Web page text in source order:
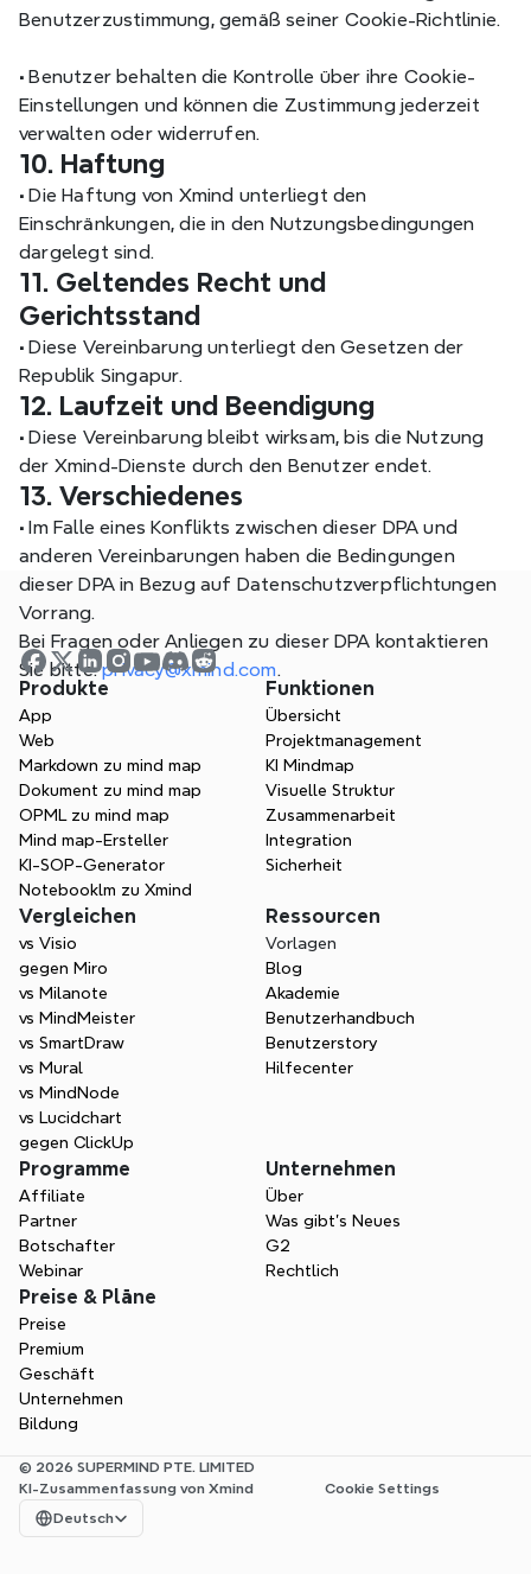
Benutzerzustimmung, gemäß seiner Cookie-Richtlinie.
• Benutzer behalten die Kontrolle über ihre Cookie-
Einstellungen und können die Zustimmung jederzeit
verwalten oder widerrufen.
10. Haftung
• Die Haftung von Xmind unterliegt den
Einschränkungen, die in den Nutzungsbedingungen
dargelegt sind.
11. Geltendes Recht und
Gerichtsstand
• Diese Vereinbarung unterliegt den Gesetzen der
Republik Singapur.
12. Laufzeit und Beendigung
• Diese Vereinbarung bleibt wirksam, bis die Nutzung
der Xmind-Dienste durch den Benutzer endet.
13. Verschiedenes
• Im Falle eines Konflikts zwischen dieser DPA und
anderen Vereinbarungen haben die Bedingungen
dieser DPA in Bezug auf Datenschutzverpflichtungen
Vorrang.
Bei Fragen oder Anliegen zu dieser DPA kontaktieren
Sie bitte: privacy@xmind.com.
Produkte
App
Web
Markdown zu mind map
Dokument zu mind map
OPML zu mind map
Mind map-Ersteller
KI-SOP-Generator
Notebooklm zu Xmind
Funktionen
Übersicht
Projektmanagement
KI Mindmap
Visuelle Struktur
Zusammenarbeit
Integration
Sicherheit
Vergleichen
vs Visio
gegen Miro
vs Milanote
vs MindMeister
vs SmartDraw
vs Mural
vs MindNode
vs Lucidchart
gegen ClickUp
Ressourcen
Vorlagen
Blog
Akademie
Benutzerhandbuch
Benutzerstory
Hilfecenter
Programme
Affiliate
Partner
Botschafter
Webinar
Unternehmen
Über
Was gibt's Neues
G2
Rechtlich
Preise & Pläne
Preise
Premium
Geschäft
Unternehmen
Bildung
© 2026 SUPERMIND PTE. LIMITED
KI-Zusammenfassung von Xmind
Cookie Settings
Select Language
Deutsch